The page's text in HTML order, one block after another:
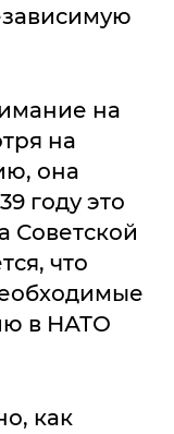
на
на
она
году это
Советской
что
в НАТО
как